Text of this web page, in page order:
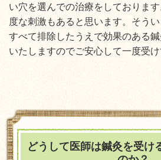
い穴を選んでの治療をしておりま
度な刺激もあると思います。そう
すべて排除したうえで効果のある
いたしますのでご安心して一度受け
どうして医師は鍼灸を受け